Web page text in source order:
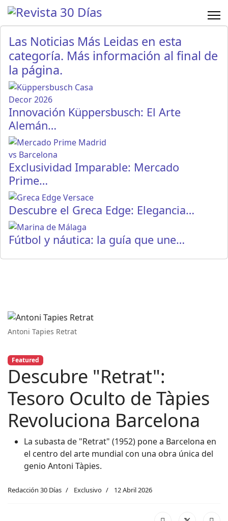
Las Noticias Más Leidas en esta
categoría. Más información al final de
la página.
Innovación Küppersbusch: El Arte
Alemán…
Exclusividad Imparable: Mercado
Prime…
Descubre el Greca Edge: Elegancia…
Fútbol y náutica: la guía que une…
Antoni Tapies Retrat
Featured
Descubre "Retrat":
Tesoro Oculto de Tàpies
Revoluciona Barcelona
La subasta de "Retrat" (1952) pone a Barcelona en
el centro del arte mundial con una obra única del
genio Antoni Tàpies.
Redacción 30 Días Exclusivo 12 Abril 2026